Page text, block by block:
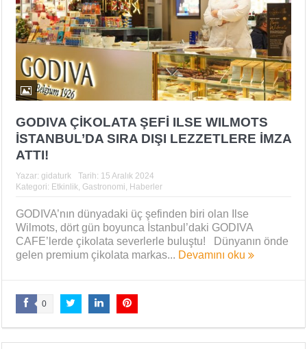
GODIVA ÇİKOLATA ŞEFİ ILSE WILMOTS
İSTANBUL’DA SIRA DIŞI LEZZETLERE İMZA
ATTI!
Yazar: gidaturk Tarih: 15 Aralık 2024
Kategori: Etkinlik, Gastronomi, Haberler
GODIVA’nın dünyadaki üç şefinden biri olan Ilse
Wilmots, dört gün boyunca İstanbul’daki GODIVA
CAFE’lerde çikolata severlerle buluştu! Dünyanın önde
gelen premium çikolata markas... Devamını oku
0